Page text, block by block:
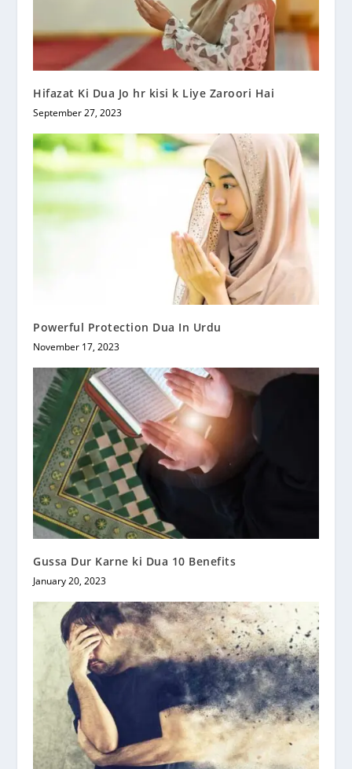
Hifazat Ki Dua Jo hr kisi k Liye Zaroori Hai
September 27, 2023
Powerful Protection Dua In Urdu
November 17, 2023
Gussa Dur Karne ki Dua 10 Benefits
January 20, 2023